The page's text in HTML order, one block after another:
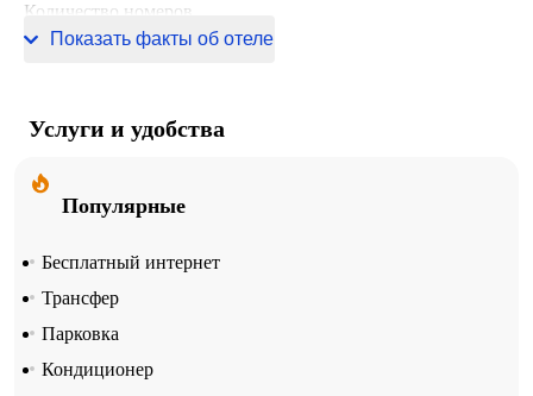
Количество номеров
9 номеров
Показать факты об отеле
Услуги и удобства
Популярные
Бесплатный интернет
Трансфер
Парковка
Кондиционер